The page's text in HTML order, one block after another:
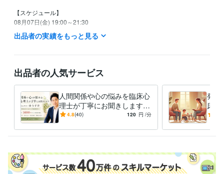
【スケジュール】
08月07日(金) 19:00～21:30
08月08日(土) 19:00～21:30
08月09日(日) 19:00～21:30
※ 以上、大まかな予定です。
※ 時間は変更する可能性があります。
経験職種
ライフスタイル・その他 / カウンセラー・コーチ 経験年数 : 16年
職歴
スクールカウンセラー
私設相談室 2012年3月 ~ 現在
出品者の実績をもっと見る
出品者の人気サービス
人間関係や心の悩みを臨床心
理士が丁寧にお聞きします
カウンセリング歴18年以上の
4.8(40) 120 円 /分
発達
床心
カウ